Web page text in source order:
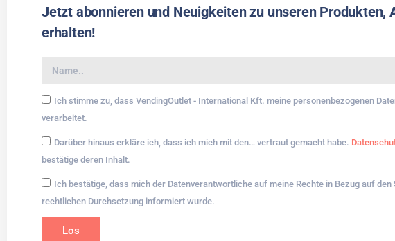
Jetzt abonnieren und Neuigkeiten zu unseren
erhalten!
Ich stimme zu, dass VendingOutlet - International Kft. meine personenbezogenen
verarbeitet.
Darüber hinaus erkläre ich, dass ich mich mit den… vertraut gemacht habe.
bestätige deren Inhalt.
Ich bestätige, dass mich der Datenverantwortliche auf meine Rechte in Bezug auf
rechtlichen Durchsetzung informiert wurde.
Los